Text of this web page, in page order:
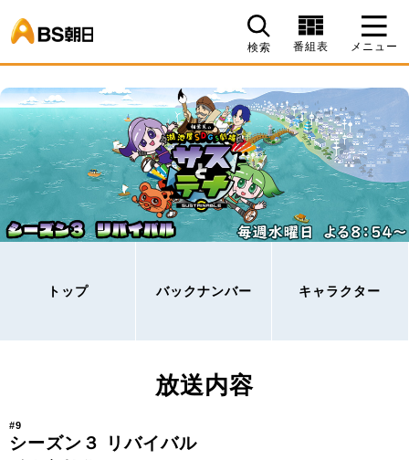
検索 番組表 メニュー
トップ バックナンバー キャラクター
放送内容
#9
シーズン３ リバイバル